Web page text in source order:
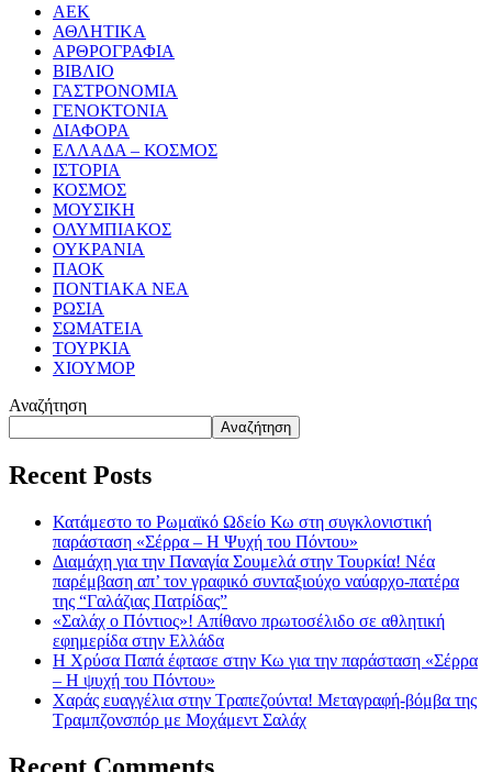
ΑΕΚ
ΑΘΛΗΤΙΚΑ
ΑΡΘΡΟΓΡΑΦΙΑ
ΒΙΒΛΙΟ
ΓΑΣΤΡΟΝΟΜΙΑ
ΓΕΝΟΚΤΟΝΙΑ
ΔΙΑΦΟΡΑ
ΕΛΛΑΔΑ – ΚΟΣΜΟΣ
ΙΣΤΟΡΙΑ
ΚΟΣΜΟΣ
ΜΟΥΣΙΚΗ
ΟΛΥΜΠΙΑΚΟΣ
ΟΥΚΡΑΝΙΑ
ΠΑΟΚ
ΠΟΝΤΙΑΚΑ ΝΕΑ
ΡΩΣΙΑ
ΣΩΜΑΤΕΙΑ
ΤΟΥΡΚΙΑ
ΧΙΟΥΜΟΡ
Αναζήτηση
Αναζήτηση
Recent Posts
Κατάμεστο το Ρωμαϊκό Ωδείο Κω στη συγκλονιστική
παράσταση «Σέρρα – Η Ψυχή του Πόντου»
Διαμάχη για την Παναγία Σουμελά στην Τουρκία! Νέα
παρέμβαση απ’ τον γραφικό συνταξιούχο ναύαρχο-πατέρα
της “Γαλάζιας Πατρίδας”
«Σαλάχ ο Πόντιος»! Απίθανο πρωτοσέλιδο σε αθλητική
εφημερίδα στην Ελλάδα
Η Χρύσα Παπά έφτασε στην Κω για την παράσταση «Σέρρα
– Η ψυχή του Πόντου»
Χαράς ευαγγέλια στην Τραπεζούντα! Μεταγραφή-βόμβα της
Τραμπζονσπόρ με Μοχάμεντ Σαλάχ
Recent Comments